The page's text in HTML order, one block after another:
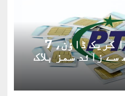
پی ٹی اے کا بڑا کریک ڈاؤن، 7